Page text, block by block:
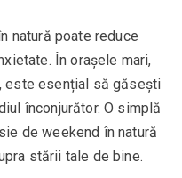
natură poate reduce
În orașele mari,
este esențial să găsești
înconjurător. O simplă
de weekend în natură
stării tale de bine.